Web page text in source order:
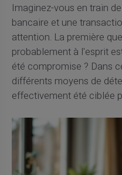
Imaginez-vous en train
bancaire et une
attention. La première
probablement à l'esprit
été compromise ? Dans
différents moyens de
effectivement été ciblée